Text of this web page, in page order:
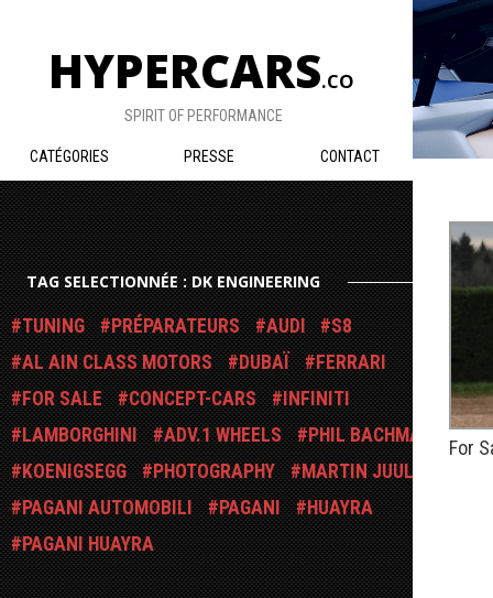
HYPERCARS.CO
SPIRIT OF PERFORMANCE
CATÉGORIES PRESSE CONTACT
TAG SELECTIONNÉE : DK ENGINEERING
TUNING PRÉPARATEURS AUDI
S8
AL AIN CLASS MOTORS
DUBAÏ
FERRARI
FOR SALE
CONCEPT-CARS
INFINITI
LAMBORGHINI
ADV.1 WHEELS
PHIL BACHMAN
KOENIGSEGG
PHOTOGRAPHY
MARTIN JUUL
PAGANI AUTOMOBILI
PAGANI
HUAYRA
PAGANI HUAYRA
For